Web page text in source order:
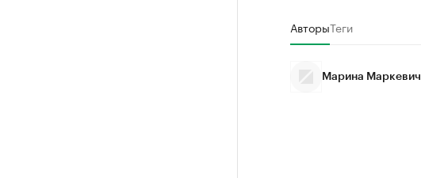
АвторыТеги
Марина Маркевич